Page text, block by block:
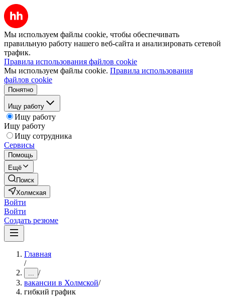
Мы используем файлы cookie, чтобы обеспечивать
правильную работу нашего веб-сайта и анализировать сетевой
трафик.
Правила использования файлов cookie
Мы используем файлы cookie. Правила использования
файлов cookie
Понятно
Ищу работу
Ищу работу
Ищу работу
Ищу сотрудника
Сервисы
Помощь
Ещё
Поиск
Холмская
Войти
Войти
Создать резюме
Главная
/
... /
вакансии в Холмской/
гибкий график